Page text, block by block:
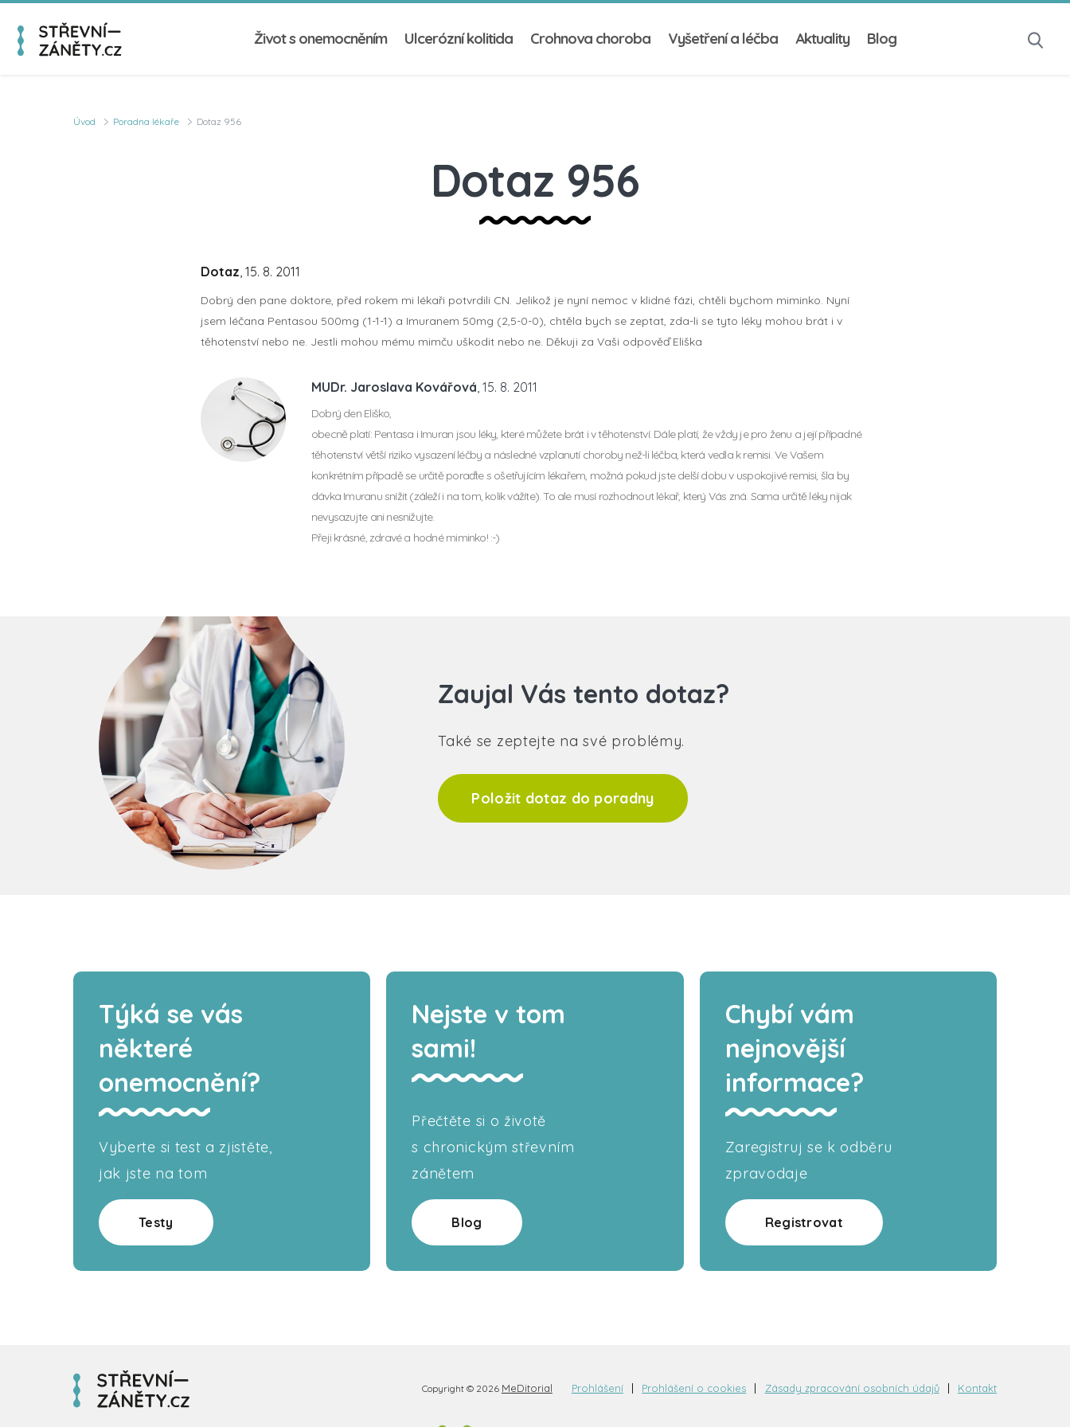
Život s onemocněním Ulcerózní kolitida Crohnova choroba Vyšetření a léčba Aktuality Blog
Úvod Poradna lékaře Dotaz 956
Dotaz 956
Dotaz, 15. 8. 2011
Dobrý den pane doktore, před rokem mi lékaři potvrdili CN. Jelikož je nyní nemoc v klidné fázi, chtěli bychom miminko. Nyní
jsem léčana Pentasou 500mg (1-1-1) a Imuranem 50mg (2,5-0-0), chtěla bych se zeptat, zda-li se tyto léky mohou brát i v
těhotenství nebo ne. Jestli mohou mému mimču uškodit nebo ne. Děkuji za Vaši odpověď Eliška
MUDr. Jaroslava Kovářová , 15. 8. 2011
Dobrý den Eliško,
obecně platí: Pentasa i Imuran jsou léky, které můžete brát i v těhotenství. Dále platí, že vždy je pro ženu a její případné
těhotenství větší riziko vysazení léčby a následné vzplanutí choroby než-li léčba, která vedla k remisi. Ve Vašem
konkrétním případě se určitě poraďte s ošetřujícím lékařem, možná pokud jste delší dobu v uspokojivé remisi, šla by
dávka Imuranu snížit (záleží i na tom, kolik vážíte). To ale musí rozhodnout lékař, který Vás zná. Sama určitě léky nijak
nevysazujte ani nesnižujte.
Přeji krásné, zdravé a hodné miminko! :-)
Zaujal Vás tento dotaz?
Také se zeptejte na své problémy.
Položit dotaz do poradny
Týká se vás
některé
onemocnění?
Vyberte si test a zjistěte,
jak jste na tom
Testy
Nejste v tom
sami!
Přečtěte si o životě
s chronickým střevním
zánětem
Blog
Chybí vám
nejnovější
informace?
Zaregistruj se k odběru
zpravodaje
Registrovat
Copyright © 2026 MeDitorial Prohlášení Prohlášení o cookies Zásady zpracování osobních údajů Kontakt